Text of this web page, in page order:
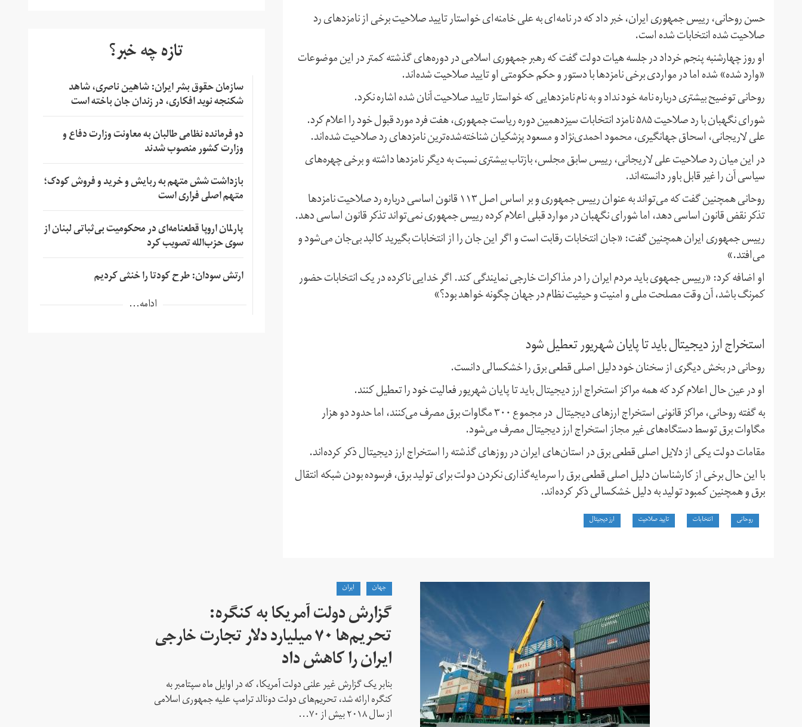
حسن روحانی، رییس‌ جمهوری ایران، خبر داد که در نامه‌ای به علی خامنه‌ای خواستار تایید صلاحیت برخی از نامزدهای رد
صلاحیت شده انتخابات شده است.
او روز چهارشنبه پنجم خرداد در جلسه هیات دولت گفت که رهبر جمهوری اسلامی در دوره‌های گذشته کمتر در این موضوعات
«وارد شده» شده اما در مواردی برخی نامزدها با دستور و حکم حکومتی او تایید صلاحیت شده‌اند.
روحانی توضیح بیشتری درباره نامه خود نداد و به نام نامزدهایی که خواستار تایید صلاحیت آنان شده اشاره نکرد.
شورای نگهبان با رد صلاحیت ۵۸۵ نامزد انتخابات سیزدهمین دوره ریاست جمهوری، هفت فرد مورد قبول خود را اعلام کرد.
علی لاریجانی، اسحاق جهانگیری، محمود احمدی‌نژاد و مسعود پزشکیان شناخته‌شده‌ترین نامزدهای رد صلاحیت شده‌اند.
در این میان رد صلاحیت علی لاریجانی، رییس سابق مجلس، بازتاب بیشتری نسبت به دیگر نامزدها داشته و برخی چهره‌های
سیاسی آن را غیر قابل باور دانسته‌اند.
روحانی همچنین گفت که می‌تواند به عنوان رییس جمهوری و بر اساس اصل ۱۱۳ قانون اساسی درباره رد صلاحیت نامزدها
تذکر نقض قانون اساسی دهد، اما شورای نگهبان در موارد قبلی اعلام کرده رییس جمهوری نمی‌تواند تذکر قانون اساسی دهد.
رییس جمهوری ایران همچنین گفت: «جان انتخابات رقابت است و اگر این جان را از انتخابات بگیرید کالبد بی‌جان می‌شود و
می‌افتد.»
او اضافه کرد: «رییس‌ جمهوی باید مردم ایران را در مذاکرات خارجی نمایندگی کند. اگر خدایی ناکرده در یک انتخابات حضور
کمرنگ باشد، آن وقت مصلحت ملی و امنیت و حیثیت نظام در جهان چگونه خواهد بود؟»
استخراج ارز دیجیتال باید تا پایان شهریور تعطیل شود
روحانی در بخش دیگری از سخنان خود دلیل اصلی قطعی برق را خشکسالی دانست.
او در عین حال اعلام کرد که همه مراکز استخراج ارز دیجیتال باید تا پایان شهریور فعالیت خود را تعطیل کنند.
به گفته روحانی، مراکز قانونی استخراج ارزهای دیجیتال در مجموع ۳۰۰ مگاوات برق مصرف می‌کنند، اما حدود دو هزار
مگاوات برق توسط دستگاه‌های غیر مجاز استخراج ارز دیجیتال مصرف می‌شود.
مقامات دولت یکی از دلایل اصلی قطعی برق در استان‌های ایران در روزهای گذشته را استخراج ارز دیجیتال ذکر کرده‌اند.
با این حال برخی از کارشناسان دلیل اصلی قطعی برق را سرمایه‌گذاری نکردن دولت برای تولید برق، فرسوده بودن شبکه انتقال
برق و همچنین کمبود تولید به دلیل خشکسالی ذکر کرده‌اند.
روحانی انتخابات تایید صلاحیت ارز دیجیتال
تازه چه خبر؟
سازمان حقوق بشر ایران: شاهین ناصری، شاهد
شکنجه نوید افکاری، در زندان جان باخته است
دو فرمانده نظامی طالبان به معاونت وزارت دفاع و
وزارت کشور منصوب شدند
بازداشت شش متهم به ربایش و خرید و فروش کودک؛
متهم اصلی فراری است
پارلمان اروپا قطعنامه‌ای در محکومیت بی‌ثباتی لبنان از
سوی حزب‌الله تصویب کرد
ارتش سودان: طرح کودتا را خنثی کردیم
ادامه...
جهان ايران
گزارش دولت آمریکا به کنگره:
تحریم‌ها ۷۰ میلیارد دلار تجارت خارجی
ایران را کاهش داد
بنابر یک گزارش غیر علنی دولت آمریکا، که در اوایل ماه سپتامبر به
کنگره ارائه شد، تحریم‌های دولت دونالد ترامپ علیه جمهوری اسلامی
از سال ۲۰۱۸ بیش از ۷۰...